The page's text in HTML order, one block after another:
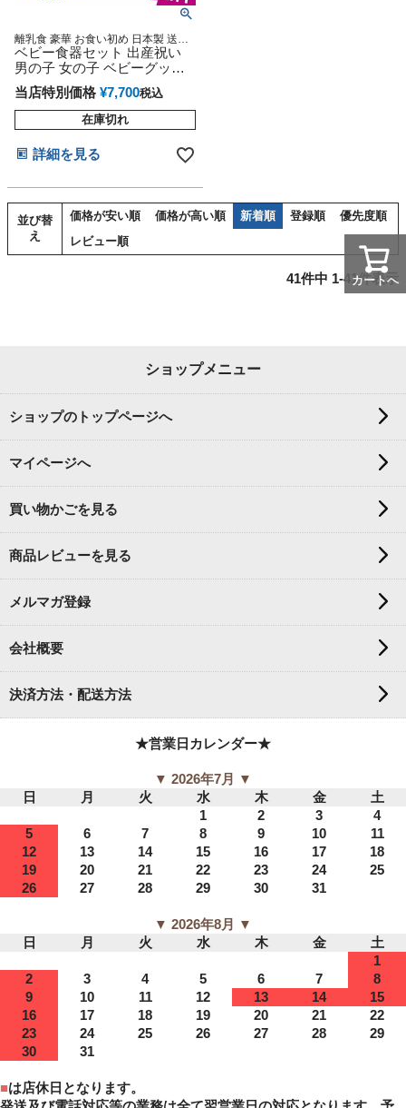
離乳食 豪華 お食い初め 日本製 送料
無料 インスタ
ベビー食器セット 出産祝い
男の子 女の子 ベビーグッズ
mikihouse ミキハウス 離乳食
当店特別価格 ¥7,700税込
在庫切れ
詳細を見る
並び替
え
価格が安い順 価格が高い順 新着順 登録順
優先度順
レビュー順
41件中 1-41件表示
カートへ
ショップメニュー
ショップのトップページへ
マイページへ
買い物かごを見る
商品レビューを見る
メルマガ登録
会社概要
決済方法・配送方法
★営業日カレンダー★
▼ 2026年7月 ▼
日
月 火 水 木 金
土
1
2 3
4
5
6 7 8 9 10
11
12
13 14 15 16 17
18
19
20 21 22 23 24
25
26
27 28 29 30 31
▼ 2026年8月 ▼
日
月 火 水 木 金
土
1
2
3 4 5 6 7
8
9
10 11 12 13 14
15
16
17 18 19 20 21
22
23
24 25 26 27 28
29
30
31
■は店休日となります。